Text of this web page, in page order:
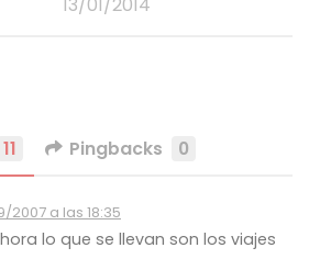
11 Pingbacks 0
2007 a las 18:35
lo que se llevan son los viajes